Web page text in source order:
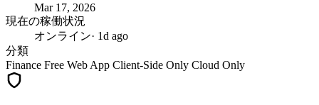
Mar 17, 2026
現在の稼働状況
オンライン· 1d ago
分類
Finance Free Web App Client-Side Only Cloud Only